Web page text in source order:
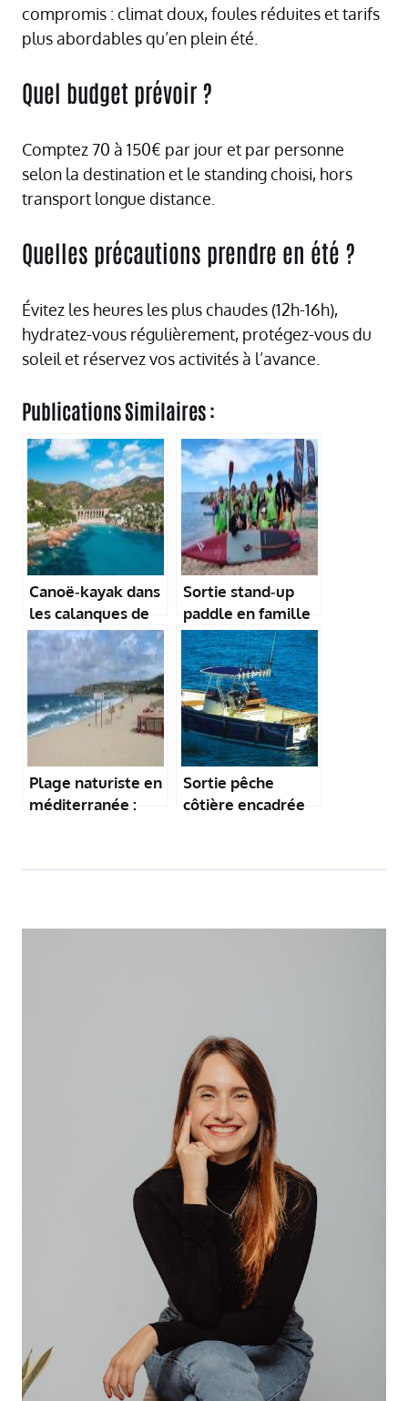
compromis : climat doux, foules réduites et tarifs
plus abordables qu’en plein été.
Quel budget prévoir ?
Comptez 70 à 150€ par jour et par personne
selon la destination et le standing choisi, hors
transport longue distance.
Quelles précautions prendre en été ?
Évitez les heures les plus chaudes (12h-16h),
hydratez-vous régulièrement, protégez-vous du
soleil et réservez vos activités à l’avance.
Publications Similaires :
Canoë‑kayak dans
les calanques de
l’Estérel
Sortie stand‑up
paddle en famille
à Port‑Grimaud
Plage naturiste en
méditerranée :
Sortie pêche
côtière encadrée